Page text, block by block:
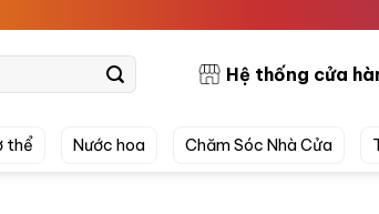
Hệ thống cửa
thể Nước hoa Chăm Sóc Nhà Cửa